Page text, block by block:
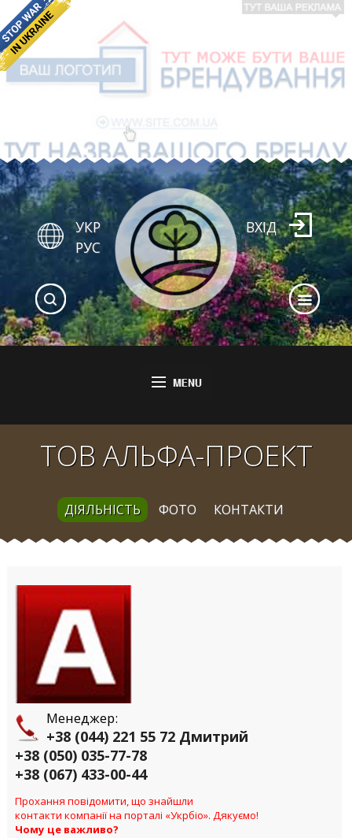
УКР
РУС
ВХІД
ТОВ АЛЬФА-ПРОЕКТ
ДІЯЛЬНІСТЬ ФОТО КОНТАКТИ
Менеджер:
+38 (044) 221 55 72 Дмитрий
+38 (050) 035-77-78
+38 (067) 433-00-44
Прохання повідомити, що знайшли
контакти компанії на порталі «Укрбіо». Дякуємо!
Чому це важливо?